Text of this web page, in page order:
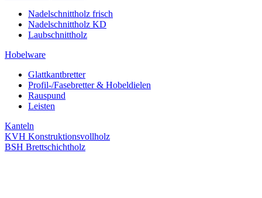
Nadelschnittholz frisch
Nadelschnittholz KD
Laubschnittholz
Hobelware
Glattkantbretter
Profil-/Fasebretter & Hobeldielen
Rauspund
Leisten
Kanteln
KVH Konstruktionsvollholz
BSH Brettschichtholz